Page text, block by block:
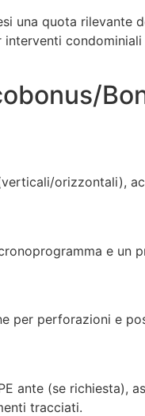
una quota rilevante
orizzontali),
e un
per perforazioni e
ante (se richiesta),
tracciati.